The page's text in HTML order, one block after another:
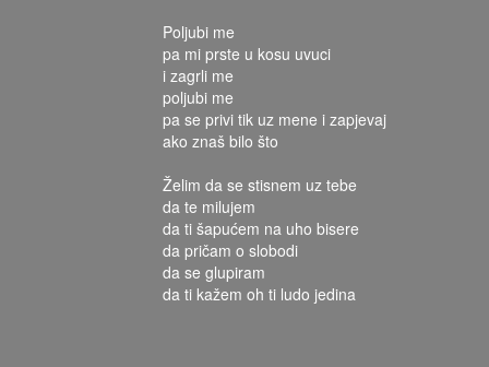
Poljubi me
pa mi prste u kosu uvuci
i zagrli me
poljubi me
pa se privi tik uz mene i zapjevaj
ako znaš bilo što
Želim da se stisnem uz tebe
da te milujem
da ti šapućem na uho bisere
da pričam o slobodi
da se glupiram
da ti kažem oh ti ludo jedina